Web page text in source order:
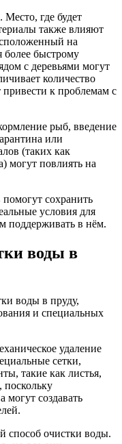
где будет
также влияют
на
более быстрому
с деревьями могут
количество
к проблемам с
рыб, введение
или
(таких как
могут повлиять на
сохранить
условия для
поддерживать в нём.
воды в
воды в пруду,
и специальных
удаление
сетки,
такие как листья,
поскольку
могут создавать
очистки воды.